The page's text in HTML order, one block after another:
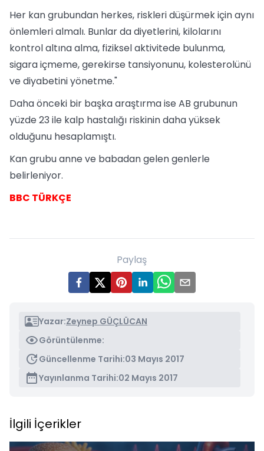
Her kan grubundan herkes, riskleri düşürmek için aynı
önlemleri almalı. Bunlar da diyetlerini, kilolarını
kontrol altına alma, fiziksel aktivitede bulunma,
sigara içmeme, gerekirse tansiyonunu, kolesterolünü
ve diyabetini yönetme."
Daha önceki bir başka araştırma ise AB grubunun
yüzde 23 ile kalp hastalığı riskinin daha yüksek
olduğunu hesaplamıştı.
Kan grubu anne ve babadan gelen genlerle
belirleniyor.
BBC TÜRKÇE
Paylaş
Yazar:Zeynep GÜÇLÜCAN
Görüntülenme:
Güncellenme Tarihi:03 Mayıs 2017
Yayınlanma Tarihi:02 Mayıs 2017
İlgili İçerikler